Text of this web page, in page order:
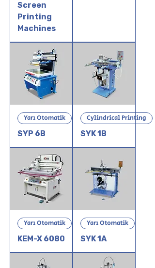
Screen
Printing
Machines
Yarı Otomatik
SYP 6B
Cylindrical Printing
SYK 1B
Yarı Otomatik
KEM-X 6080
Yarı Otomatik
SYK 1A